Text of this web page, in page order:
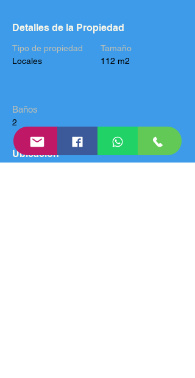
Detalles de la Propiedad
Tipo de propiedad
Locales
Tamaño
112 m2
Baños
2
Ubicación